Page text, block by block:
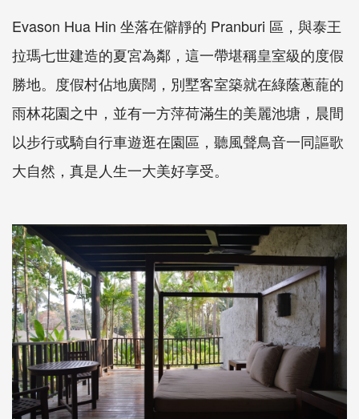
Evason Hua Hin 坐落在僻靜的 Pranburi 區，與泰王
拉瑪七世建造的夏宮為鄰，這一帶堪稱皇室級的度假
勝地。度假村佔地廣闊，別墅客室築就在綠蔭蔥蘢的
雨林花園之中，並有一方萍荷滿生的美麗池塘，晨間
以步行或騎自行車遊逛在園區，聽風聲鳥音一同謳歌
大自然，真是人生一大美好享受。